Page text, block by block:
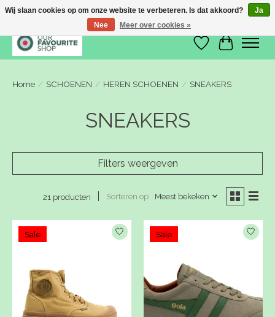
Verlanglijst
Home / SCHOENEN / HEREN SCHOENEN / SNEAKERS
SNEAKERS
Filters weergeven
21 producten Sorteren op Meest bekeken
Sale Sale
Wij slaan cookies op om onze website te verbeteren. Is dat akkoord?
Ja
Nee
Meer over cookies »